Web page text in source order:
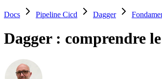
Docs Pipeline Cicd Dagger
Dagger : comprendre